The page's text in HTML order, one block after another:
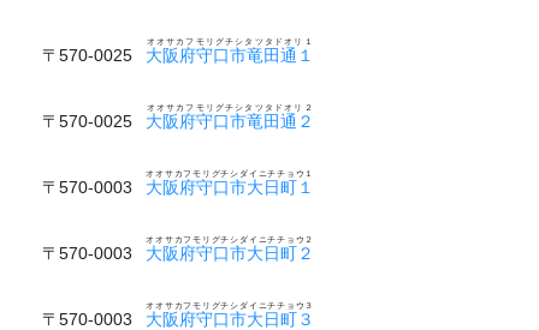
〒570-0025 大阪府守口市竜田通１
オオサカフモリグチシタツタドオリ１
〒570-0025 大阪府守口市竜田通２
オオサカフモリグチシタツタドオリ２
〒570-0003 大阪府守口市大日町１
オオサカフモリグチシダイニチチョウ１
〒570-0003 大阪府守口市大日町２
オオサカフモリグチシダイニチチョウ２
〒570-0003 大阪府守口市大日町３
オオサカフモリグチシダイニチチョウ３